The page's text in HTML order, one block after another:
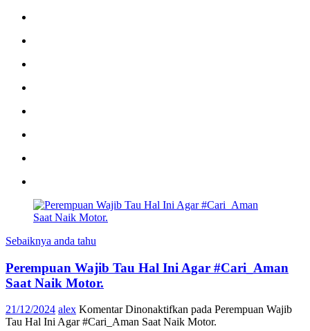
Sebaiknya anda tahu
Perempuan Wajib Tau Hal Ini Agar #Cari_Aman
Saat Naik Motor.
21/12/2024 alex Komentar Dinonaktifkan pada Perempuan Wajib
Tau Hal Ini Agar #Cari_Aman Saat Naik Motor.